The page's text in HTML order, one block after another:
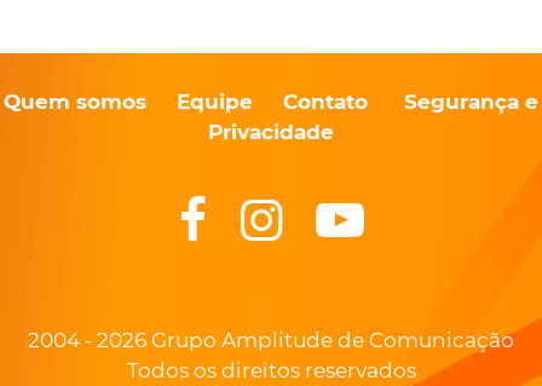
Quem somos Equipe Contato
Segurança e
Privacidade
2004 - 2026 Grupo Amplitude de Comunicação
Todos os direitos reservados